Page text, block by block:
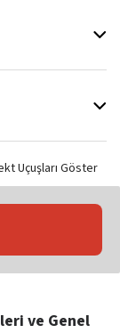
Uçuşları Göster
ve Genel